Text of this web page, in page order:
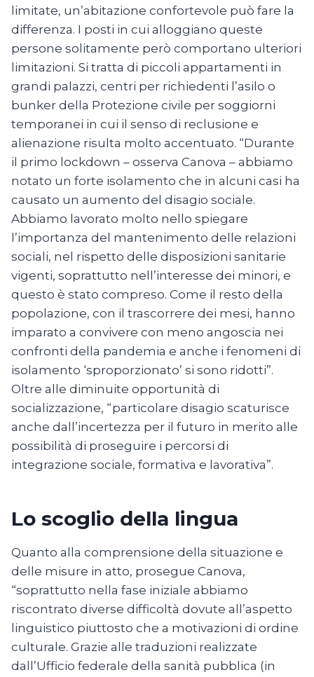
limitate, un’abitazione confortevole può fare la
differenza. I posti in cui alloggiano queste
persone solitamente però comportano ulteriori
limitazioni. Si tratta di piccoli appartamenti in
grandi palazzi, centri per richiedenti l’asilo o
bunker della Protezione civile per soggiorni
temporanei in cui il senso di reclusione e
alienazione risulta molto accentuato. “Durante
il primo lockdown – osserva Canova – abbiamo
notato un forte isolamento che in alcuni casi ha
causato un aumento del disagio sociale.
Abbiamo lavorato molto nello spiegare
l’importanza del mantenimento delle relazioni
sociali, nel rispetto delle disposizioni sanitarie
vigenti, soprattutto nell’interesse dei minori, e
questo è stato compreso. Come il resto della
popolazione, con il trascorrere dei mesi, hanno
imparato a convivere con meno angoscia nei
confronti della pandemia e anche i fenomeni di
isolamento ‘sproporzionato’ si sono ridotti”.
Oltre alle diminuite opportunità di
socializzazione, “particolare disagio scaturisce
anche dall’incertezza per il futuro in merito alle
possibilità di proseguire i percorsi di
integrazione sociale, formativa e lavorativa”.
Lo scoglio della lingua
Quanto alla comprensione della situazione e
delle misure in atto, prosegue Canova,
“soprattutto nella fase iniziale abbiamo
riscontrato diverse difficoltà dovute all’aspetto
linguistico piuttosto che a motivazioni di ordine
culturale. Grazie alle traduzioni realizzate
dall’Ufficio federale della sanità pubblica (in